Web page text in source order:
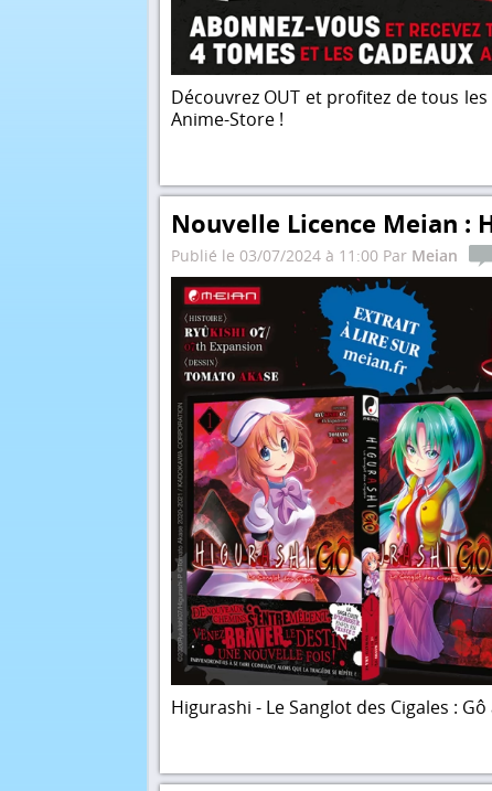
Découvrez OUT et profitez de tous
Anime-Store !
Nouvelle Licence Meian :
Publié le 03/07/2024 à 11:00 Par Meian
Higurashi - Le Sanglot des Cigales :